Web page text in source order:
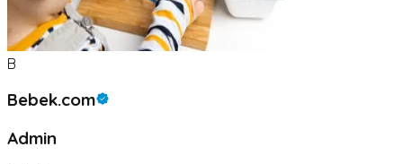
B
Bebek.com
Admin